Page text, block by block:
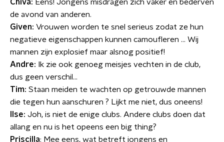
Chiva: Eens! Jongens misdragen zich vaker en bederven
de avond van anderen.
Given: Vrouwen worden te snel serieus zodat ze hun
negatieve eigenschappen kunnen camoufleren ... Wij
mannen zijn explosief maar alsnog positief!
Andre: Ik zie ook genoeg meisjes vechten in de club,
dus geen verschil...
Tim: Staan meiden te wachten op getrouwde mannen
die tegen hun aanschuren ? Lijkt me niet, dus oneens!
llse: Joh, is niet de enige clubs. Andere clubs doen dat
allang en nu is het opeens een big thing?
Priscilla: Mee eens, wat betreft jongens en